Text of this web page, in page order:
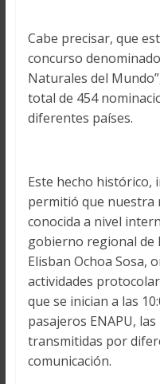
Cabe precisar, que
concurso
Naturales del
total de 454
diferentes países.
Este hecho histórico,
permitió que nuestra
conocida a nivel
gobierno regional de
Elisban Ochoa Sosa,
actividades
que se inician a las
pasajeros ENAPU,
transmitidas por
comunicación.